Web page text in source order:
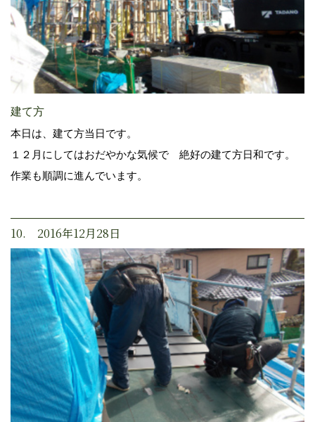
建て方
本日は、建て方当日です。
１２月にしてはおだやかな気候で 絶好の建て方日和です。
作業も順調に進んでいます。
10. 2016年12月28日